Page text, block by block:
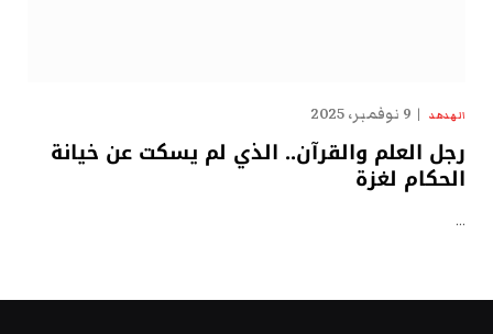
الهدهد 9 نوفمبر، 2025
رجل العلم والقرآن.. الذي لم يسكت عن خيانة
الحكام لغزة
…